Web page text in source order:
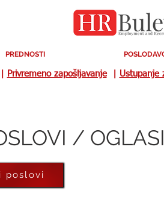
PREDNOSTI
Privremeno zapošljavanje| Ustupanje
/
poslovi